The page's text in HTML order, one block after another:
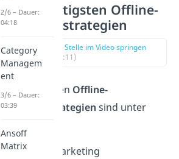
Die 5 wichtigsten Offline-
Marketingstrategien
zur Stelle im Video springen
(02:11)
Die effektivsten Offline-
Marketingstrategien sind unter
Erlebnismarketing
2/6 – Dauer:
04:18
Category
Managem
ent
3/6 – Dauer:
03:39
Ansoff
Matrix